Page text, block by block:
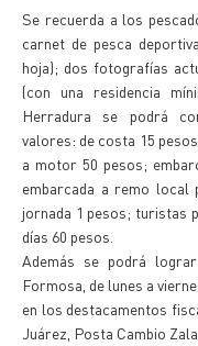
Se recuerda a los
carnet de pesca
hoja); dos fotografías
(con una residencia
Herradura se podrá
valores: de costa 15
a motor 50 pesos;
embarcada a remo
jornada 1 pesos; turistas
días 60 pesos.
Además se podrá
Formosa, de lunes a
en los destacamentos
Juárez, Posta Cambio